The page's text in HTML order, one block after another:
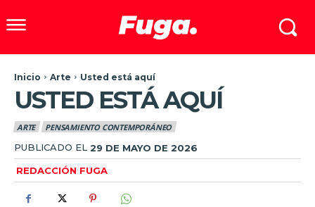
Inicio Arte Usted está aquí
USTED ESTÁ AQUÍ
ARTE PENSAMIENTO CONTEMPORÁNEO
PUBLICADO EL 29 DE MAYO DE 2026
REDACCIÓN FUGA